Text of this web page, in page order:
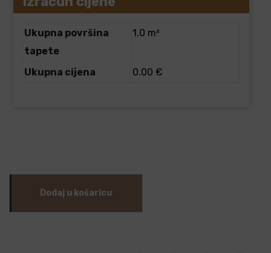
Ukupna površina
tapete
1.0 m²
Ukupna cijena 0.00 €
Dodaj u košaricu